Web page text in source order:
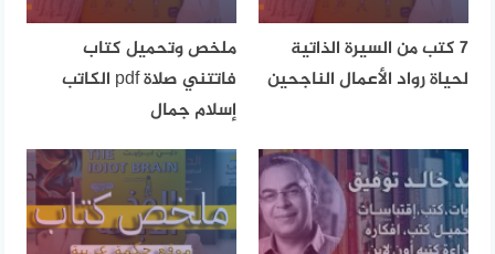
7 كتب من السيرة الذاتية
لحياة رواد الأعمال الناجحين
ملخص وتحميل كتاب
فاتتني صلاة pdf الكاتب
إسلام جمال